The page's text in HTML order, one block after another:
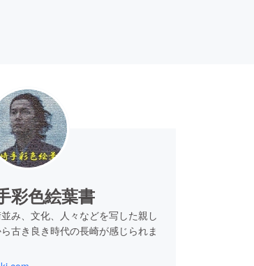
彩色絵葉書
み、文化、人々などを写した親し
古き良き時代の長崎が感じられま